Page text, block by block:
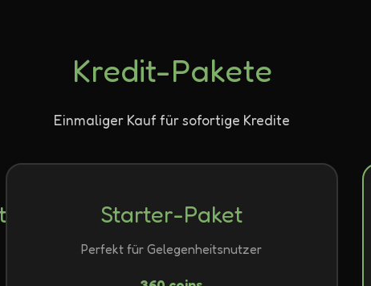
Kredit-Pakete
Einmaliger Kauf für sofortige Kredite
Starter-Paket
Perfekt für Gelegenheitsnutzer